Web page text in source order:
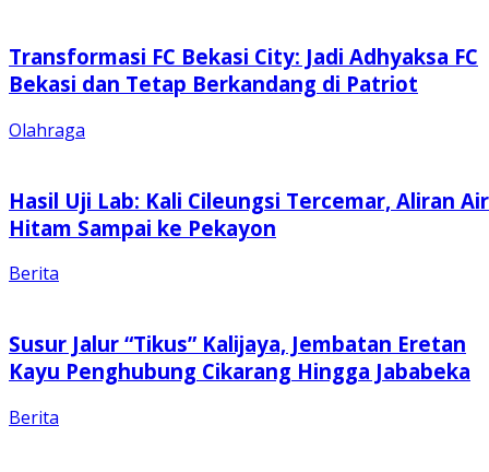
Transformasi FC Bekasi City: Jadi Adhyaksa FC
Bekasi dan Tetap Berkandang di Patriot
Olahraga
Hasil Uji Lab: Kali Cileungsi Tercemar, Aliran Air
Hitam Sampai ke Pekayon
Berita
Susur Jalur “Tikus” Kalijaya, Jembatan Eretan
Kayu Penghubung Cikarang Hingga Jababeka
Berita